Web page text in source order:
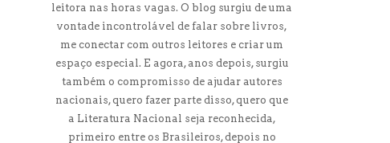
leitora nas horas vagas. O blog surgiu de uma
vontade incontrolável de falar sobre livros,
me conectar com outros leitores e criar um
espaço especial. E agora, anos depois, surgiu
também o compromisso de ajudar autores
nacionais, quero fazer parte disso, quero que
a Literatura Nacional seja reconhecida,
primeiro entre os Brasileiros, depois no